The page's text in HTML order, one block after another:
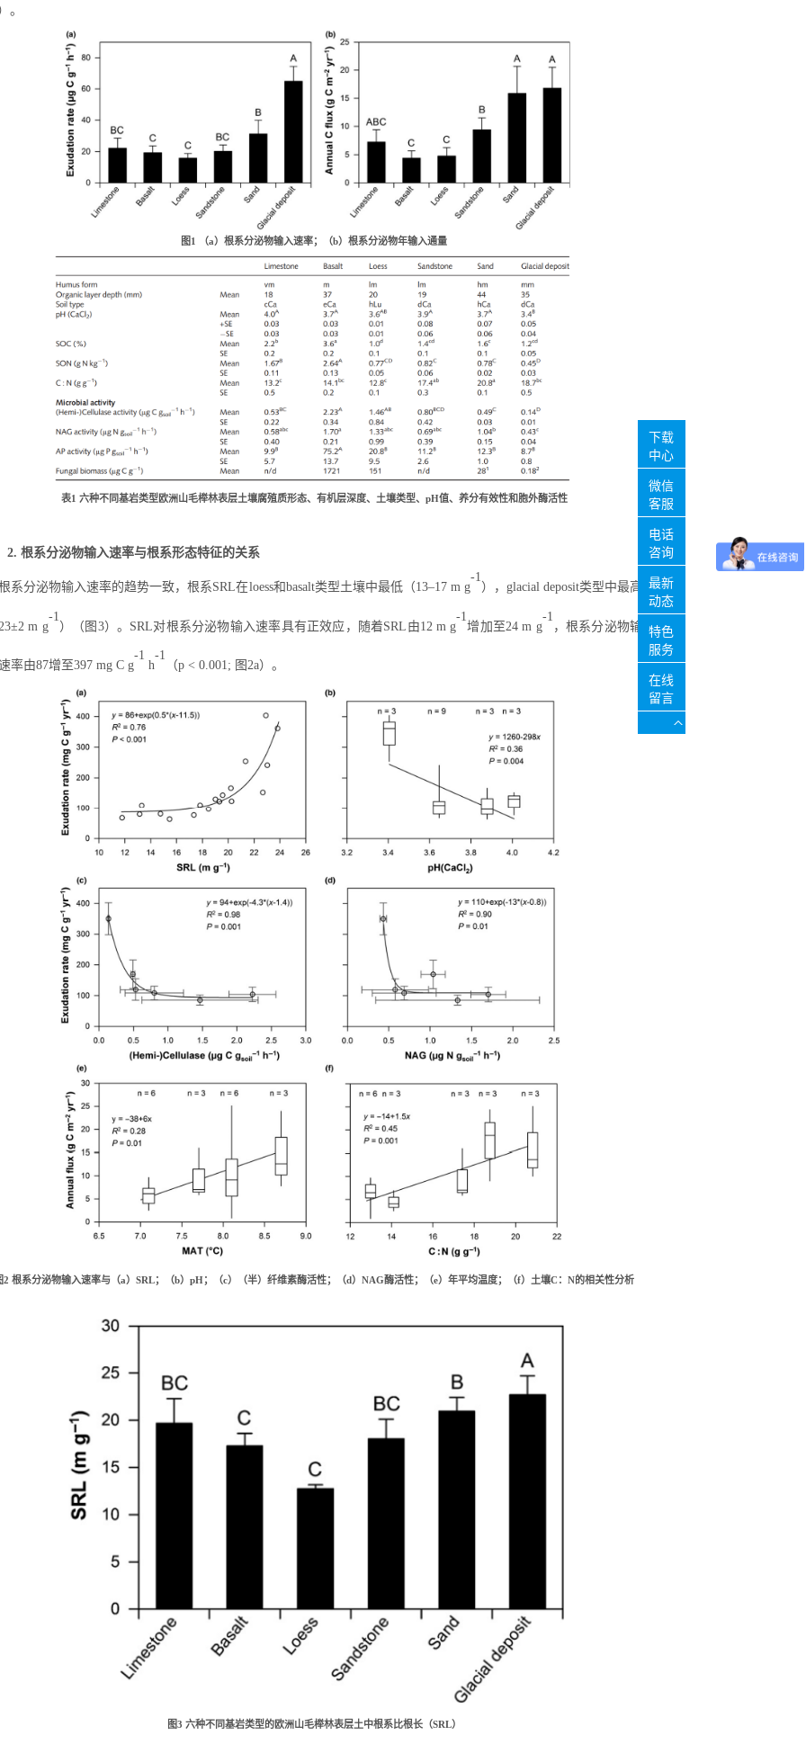
。
图1 （a）根系分泌物输入速率；（b）根系分泌物年输入通量
表1 六种不同基岩类型欧洲山毛榉林表层土壤腐殖质形态、有机层深度、土壤类型、 pH值、养分有效性和胞外酶活性
2. 根系分泌物输入速率与根系形态特征的关系
系分泌物输入速率的趋势一致，根系SRL在loess和basalt类型土壤中最低（13–17 m g
-1
）， glacial deposit类型中最高
23±2 m g
-1
）（图 3）。 SRL对根系分泌物输入速率具有正效应，随着SRL 由1 2 m g
-1
增加至24 m g
-1
，根系分泌物输
率由87增至397 mg C g
-1
h
-1
（p < 0.001; 图 2a）。
2 根系分泌物输入速率与（a）SRL；（b） pH；（c）（半）纤维素酶活性；（d）NAG酶活性；（e）年平均温度；（f）土壤C：N的相关性分析
图3 六种不同基岩类型的欧洲山毛榉林表层土中根系比根长（SRL）
下载
中心
微信
客服
电话
咨询
最新
动态
特色
服务
在线
留言